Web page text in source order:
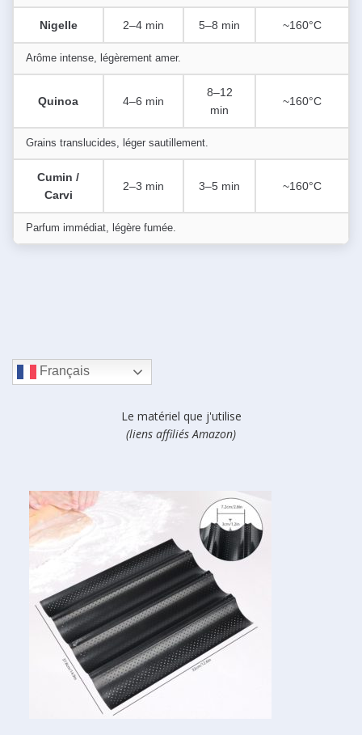
Nigelle 2–4 min 5–8 min ~160°C
Arôme intense, légèrement amer.
Quinoa 4–6 min
8–12
min
~160°C
Grains translucides, léger sautillement.
Cumin /
Carvi
2–3 min 3–5 min ~160°C
Parfum immédiat, légère fumée.
Français
Le matériel que j'utilise
(liens affiliés Amazon)